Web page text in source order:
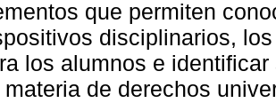
que permiten
disciplinarios,
los alumnos e
materia de derechos